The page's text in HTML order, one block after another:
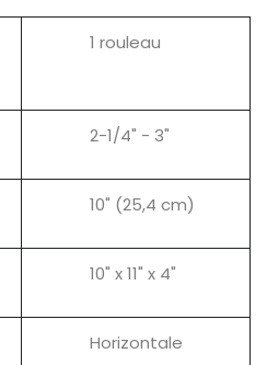
1 rouleau
2-1/4" - 3"
10" (25,4 cm)
10" x 11" x 4"
Horizontale